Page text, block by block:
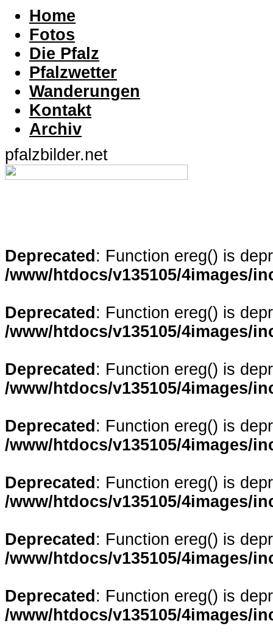
Home
Fotos
Die Pfalz
Pfalzwetter
Wanderungen
Kontakt
Archiv
pfalzbilder.net
Deprecated : Function ereg() is
/www/htdocs/v135105/4images/
Deprecated : Function ereg() is
/www/htdocs/v135105/4images/
Deprecated : Function ereg() is
/www/htdocs/v135105/4images/
Deprecated : Function ereg() is
/www/htdocs/v135105/4images/
Deprecated : Function ereg() is
/www/htdocs/v135105/4images/
Deprecated : Function ereg() is
/www/htdocs/v135105/4images/
Deprecated : Function ereg() is
/www/htdocs/v135105/4images/